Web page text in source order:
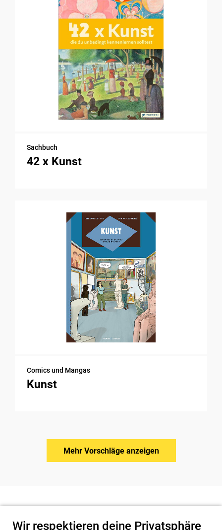
Sachbuch
42 x Kunst
Comics und Mangas
Kunst
Mehr Vorschläge anzeigen
Wir respektieren deine Privatsphäre